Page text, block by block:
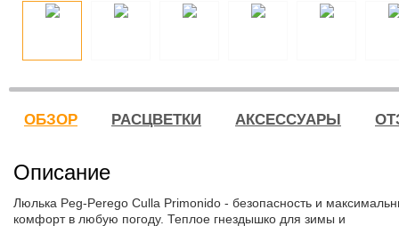
ОБЗОР РАСЦВЕТКИ АКСЕССУАРЫ
Описание
Люлька Peg-Perego Culla Primonido - безопасность и
комфорт в любую погоду. Теплое гнездышко для зимы и